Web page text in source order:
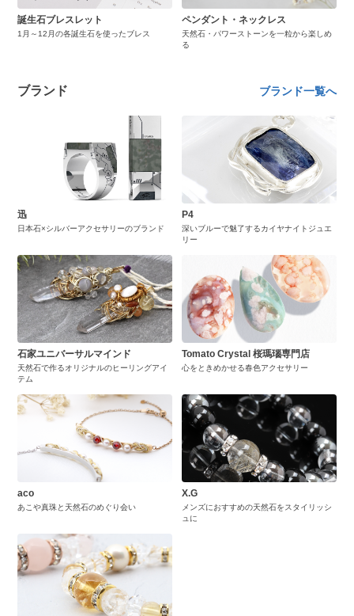
誕生石ブレスレット
1月～12月の各誕生石を使ったブレス
ペンダント・ネックレス
天然石・パワーストーンを一粒から楽しめ
る
ブランド ブランド一覧へ
迅
日本石×シルバーアクセサリーのブランド
P4
深いブルーで魅了するカイヤナイトジュエ
リー
石家ユニバーサルマインド
天然石で作るオリジナルのヒーリングアイ
テム
Tomato Crystal 桜瑪瑙専門店
心をときめかせる春色アクセサリー
aco
あこや真珠と天然石のめぐり会い
X.G
メンズにおすすめの天然石をスタイリッシ
ュに